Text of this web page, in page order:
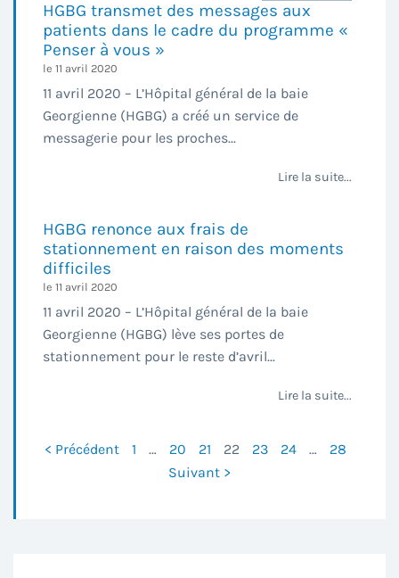
HGBG transmet des messages aux
patients dans le cadre du programme «
Penser à vous »
le 11 avril 2020
11 avril 2020 – L’Hôpital général de la baie
Georgienne (HGBG) a créé un service de
messagerie pour les proches...
Lire la suite...
HGBG renonce aux frais de
stationnement en raison des moments
difficiles
le 11 avril 2020
11 avril 2020 – L’Hôpital général de la baie
Georgienne (HGBG) lève ses portes de
stationnement pour le reste d’avril...
Lire la suite...
< Précédent 1 … 20 21 22 23 24 …
28
Suivant >